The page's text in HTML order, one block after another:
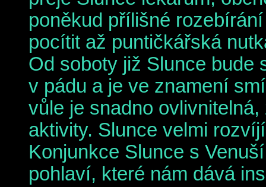
poněkud přílišné
pocítit až puntičkářská
Od soboty již Slunce bude
v pádu a je ve znamení
vůle je snadno
aktivity. Slunce velmi
Konjunkce Slunce s
pohlaví, které nám dává